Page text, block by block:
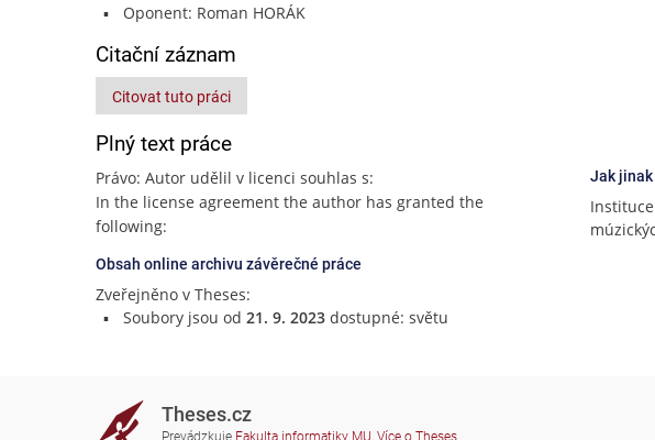
Oponent: Roman HORÁK
Citační záznam
Citovat tuto práci
Plný text práce
Právo: Autor udělil v licenci souhlas s:
In the license agreement the author has granted the
following:
Obsah online archivu závěrečné práce
Zveřejněno v Theses:
Soubory jsou od 21. 9. 2023dostupné: světu
Jak
Theses.cz